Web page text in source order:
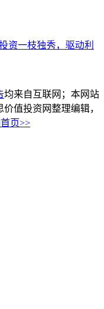
资一枝独秀，驱动利
均来自互联网；本网站
价值投资网整理编辑，
页>>